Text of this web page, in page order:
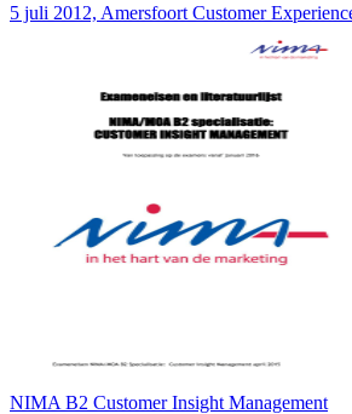
5 juli 2012, Amersfoort Customer
NIMA B2 Customer Insight Management